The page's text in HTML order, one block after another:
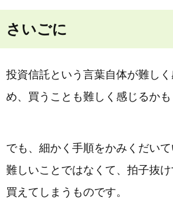
さいごに
投資信託という言葉自体が難し
め、買うことも難しく感じるかも
でも、細かく手順をかみくだい
難しいことではなくて、拍子抜
買えてしまうものです。